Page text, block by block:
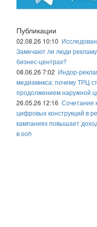
Публикации
02.08.26 10:10
Замечают ли люди рекламу
бизнес-центрах?
08.06.26 7:02 Индор-
медиамикса: почему ТРЦ
продолжением наружной
26.05.26 12:16 Сочетание
цифровых конструкций в
кампаниях повышает
в ooh